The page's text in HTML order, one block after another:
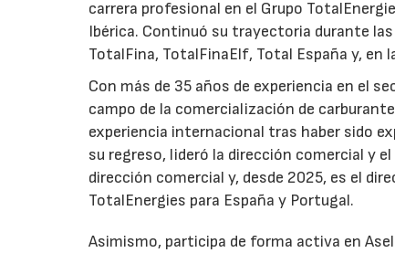
carrera profesional en el Grupo
Ibérica. Continuó su trayectoria durante
TotalFina, TotalFinaElf, Total España y, en
Con más de 35 años de experiencia en el
campo de la comercialización de
experiencia internacional tras haber sido
su regreso, lideró la dirección comercial y
dirección comercial y, desde 2025, es el
TotalEnergies para España y Portugal.
Asimismo, participa de forma activa en